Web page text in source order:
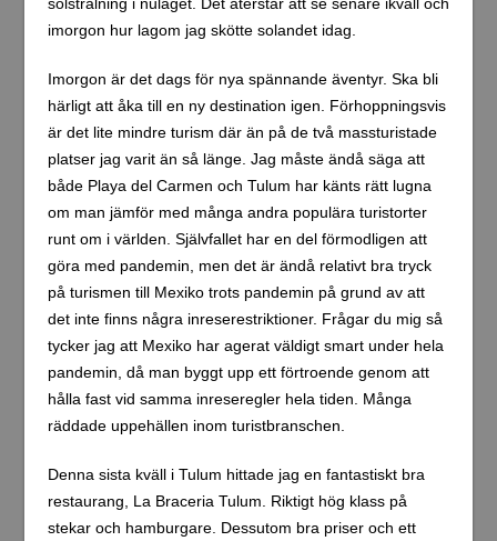
imorgon hur lagom jag skötte solandet idag.
Imorgon är det dags för nya spännande äventyr. Ska bli
härligt att åka till en ny destination igen. Förhoppningsvis
är det lite mindre turism där än på de två massturistade
platser jag varit än så länge. Jag måste ändå säga att
både Playa del Carmen och Tulum har känts rätt lugna
om man jämför med många andra populära turistorter
runt om i världen. Självfallet har en del förmodligen att
göra med pandemin, men det är ändå relativt bra tryck
på turismen till Mexiko trots pandemin på grund av att
det inte finns några inreserestriktioner. Frågar du mig så
tycker jag att Mexiko har agerat väldigt smart under hela
pandemin, då man byggt upp ett förtroende genom att
hålla fast vid samma inreseregler hela tiden. Många
räddade uppehällen inom turistbranschen.
Denna sista kväll i Tulum hittade jag en fantastiskt bra
restaurang, La Braceria Tulum. Riktigt hög klass på
stekar och hamburgare. Dessutom bra priser och ett